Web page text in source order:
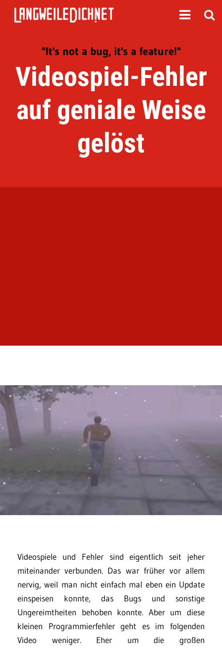
"It's not a bug, it's a feature!"
Videospiel-Fehler
auf geniale Weise
gelöst
Videospiele und Fehler sind eigentlich seit jeher
miteinander verbunden. Das war früher vor allem
nervig, weil man nicht einfach mal eben ein Update
einspeisen konnte, das Bugs und sonstige
Ungereimtheiten behoben konnte. Aber um diese
kleinen Programmierfehler geht es im folgenden
Video weniger. Eher um die großen